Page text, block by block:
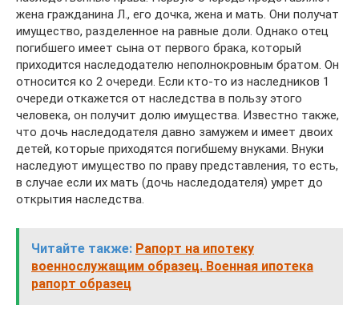
жена гражданина Л., его дочка, жена и мать. Они получат
имущество, разделенное на равные доли. Однако отец
погибшего имеет сына от первого брака, который
приходится наследодателю неполнокровным братом. Он
относится ко 2 очереди. Если кто-то из наследников 1
очереди откажется от наследства в пользу этого
человека, он получит долю имущества. Известно также,
что дочь наследодателя давно замужем и имеет двоих
детей, которые приходятся погибшему внуками. Внуки
наследуют имущество по праву представления, то есть,
в случае если их мать (дочь наследодателя) умрет до
открытия наследства.
Читайте также: Рапорт на ипотеку
военнослужащим образец. Военная ипотека
рапорт образец